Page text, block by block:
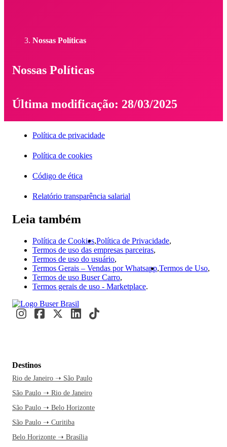
Nossas Políticas
Nossas Políticas
Última modificação: 28/03/2025
Política de privacidade
Política de cookies
Código de ética
Relatório transparência salarial
Leia também
Política de Cookies,Política de Privacidade,
Termos de uso das empresas parceiras,
Termos de uso do usuário,
Termos Gerais – Vendas por Whatsapp,Termos de Uso,
Termos de uso Buser Carro,
Termos gerais de uso - Marketplace.
Destinos
Rio de Janeiro ➝ São Paulo
São Paulo ➝ Rio de Janeiro
São Paulo ➝ Belo Horizonte
São Paulo ➝ Curitiba
Belo Horizonte ➝ Brasília